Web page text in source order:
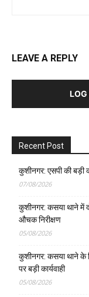
LEAVE A REPLY
LOG
Recent Post
कुशीनगर: एसपी की बड़ी
07/08/2026
कुशीनगर: कसया थाने में
औचक निरीक्षण
05/08/2026
कुशीनगर: कसया थाने के
पर बड़ी कार्यवाही
05/08/2026